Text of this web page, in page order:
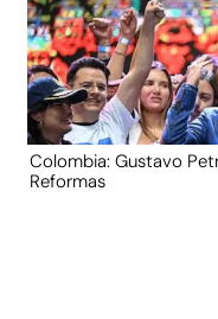
Colombia: Gustavo
Reformas